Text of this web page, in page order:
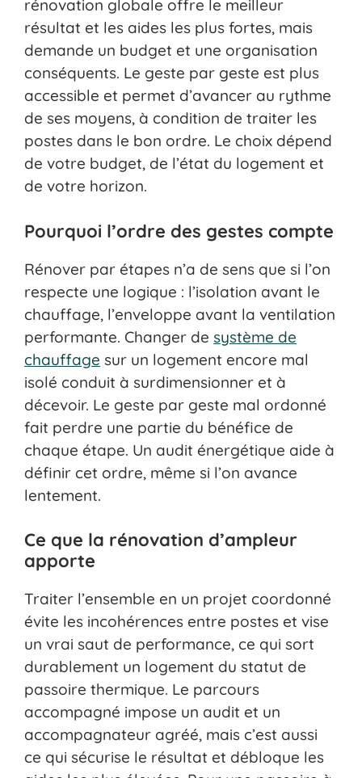
rénovation globale offre le meilleur
résultat et les aides les plus fortes, mais
demande un budget et une organisation
conséquents. Le geste par geste est plus
accessible et permet d’avancer au rythme
de ses moyens, à condition de traiter les
postes dans le bon ordre. Le choix dépend
de votre budget, de l’état du logement et
de votre horizon.
Pourquoi l’ordre des gestes compte
Rénover par étapes n’a de sens que si l’on
respecte une logique : l’isolation avant le
chauffage, l’enveloppe avant la ventilation
performante. Changer de système de
chauffage sur un logement encore mal
isolé conduit à surdimensionner et à
décevoir. Le geste par geste mal ordonné
fait perdre une partie du bénéfice de
chaque étape. Un audit énergétique aide à
définir cet ordre, même si l’on avance
lentement.
Ce que la rénovation d’ampleur
apporte
Traiter l’ensemble en un projet coordonné
évite les incohérences entre postes et vise
un vrai saut de performance, ce qui sort
durablement un logement du statut de
passoire thermique. Le parcours
accompagné impose un audit et un
accompagnateur agréé, mais c’est aussi
ce qui sécurise le résultat et débloque les